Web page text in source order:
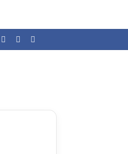
YouTube
Entrar